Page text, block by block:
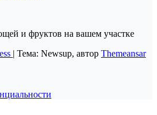
и фруктов на вашем участке
| Тема: Newsup, автор Themeansar